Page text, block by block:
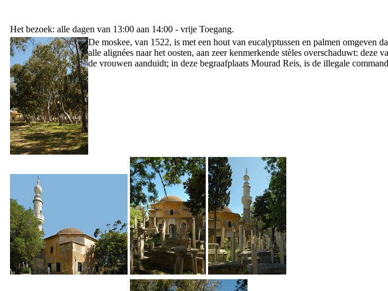
Het bezoek: alle dagen van 13:00 aan 14:00 - vrije Toegang.
De moskee, van 1522, is met een hout van eucalyptussen en palmen omgeven
alle alignées naar het oosten, aan zeer kenmerkende stèles overschaduwt:
de vrouwen aanduidt; in deze begraafplaats Mourad Reis, is de illegale